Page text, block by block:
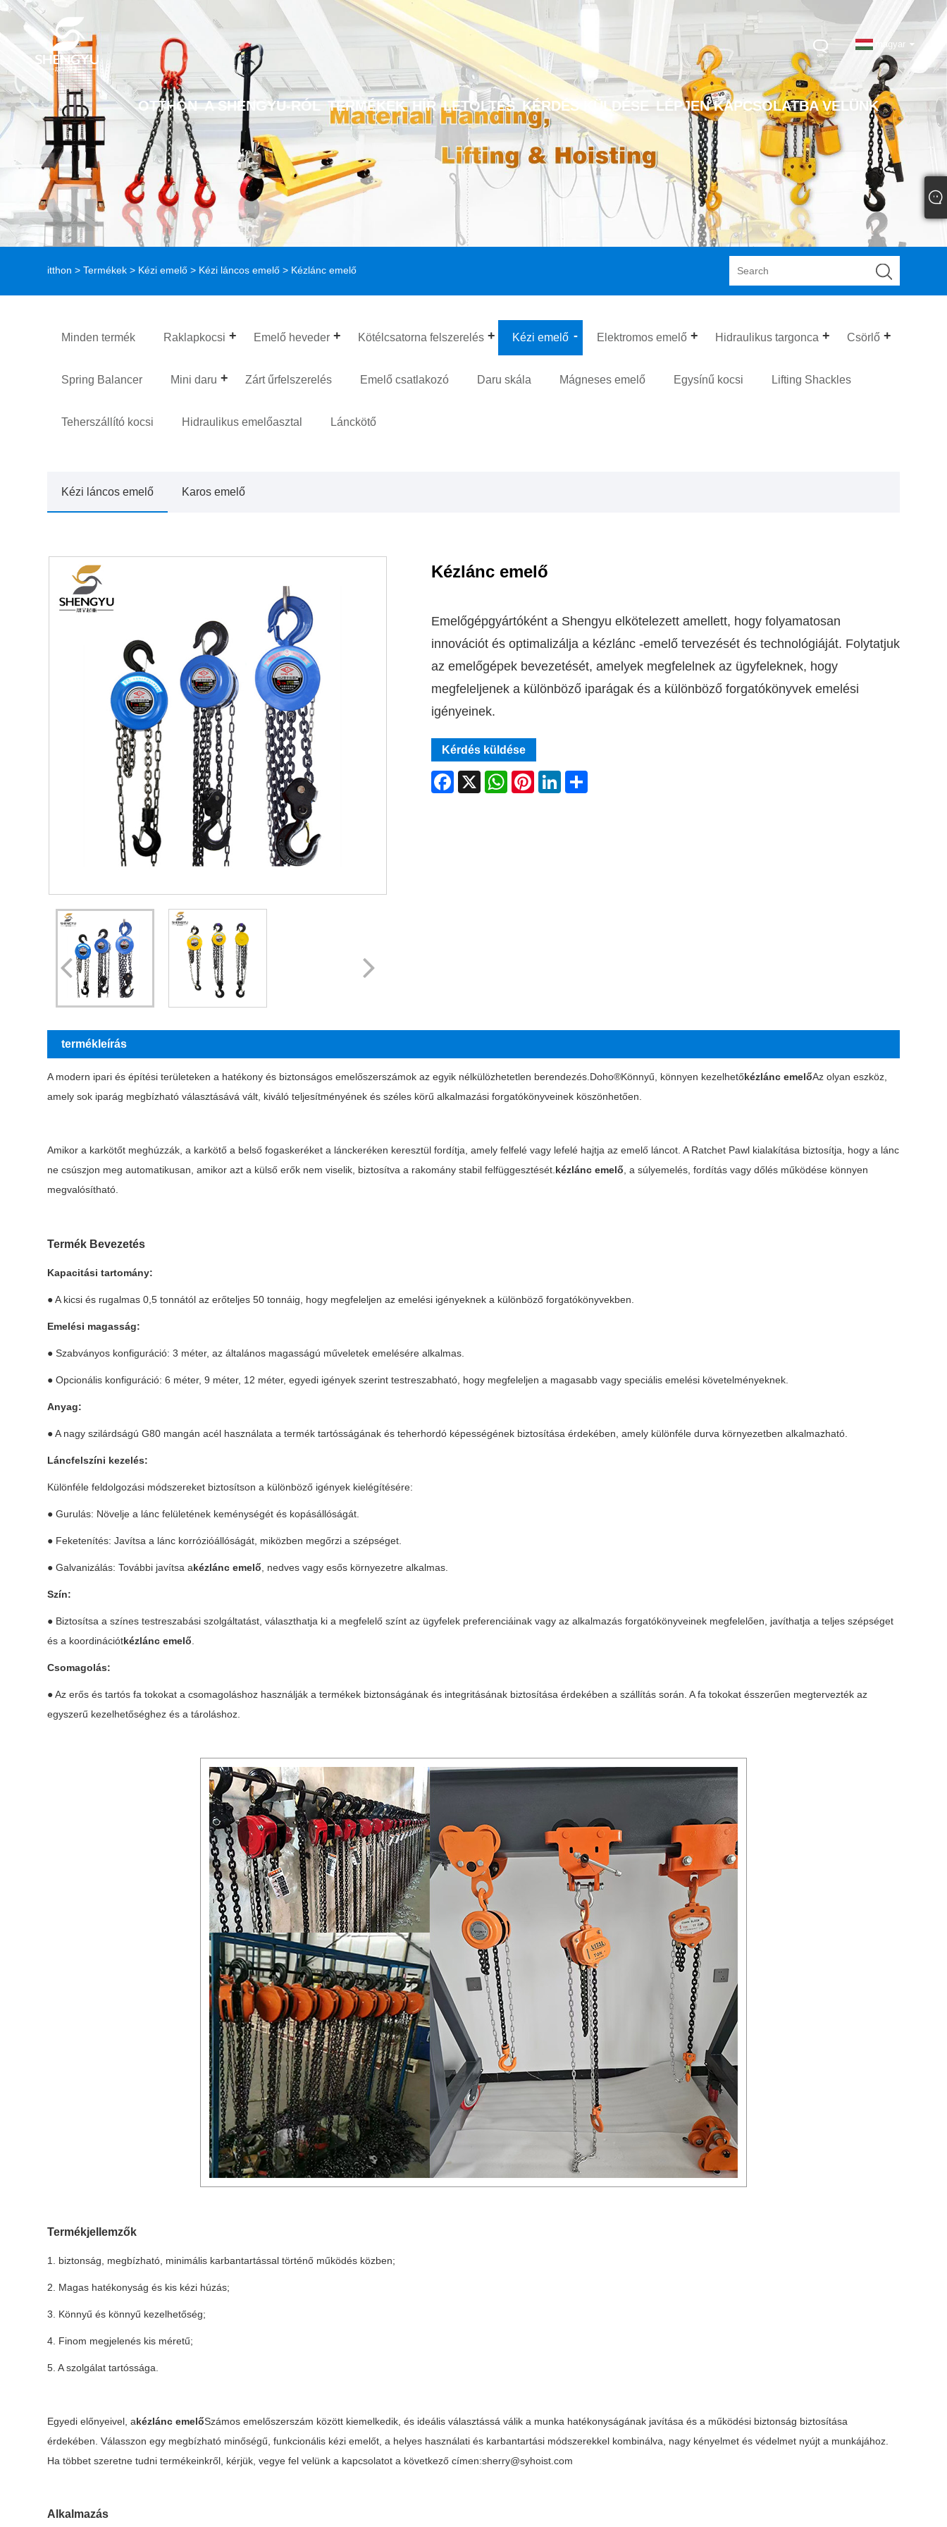
magyar
OTTHON A SHENGYU-RÓL TERMÉKEK HÍR LETÖLTÉS KÉRDÉS KÜLDÉSE LÉPJEN KAPCSOLATBA VELÜNK
itthon > Termékek > Kézi emelő > Kézi láncos emelő > Kézlánc emelő
Minden termék Raklapkocsi Emelő heveder Kötélcsatorna felszerelés Kézi emelő Elektromos emelő Hidraulikus targonca Csörlő
Spring Balancer Mini daru Zárt űrfelszerelés Emelő csatlakozó Daru skála Mágneses emelő Egysínű kocsi Lifting Shackles
Teherszállító kocsi Hidraulikus emelőasztal Lánckötő
Kézi láncos emelő Karos emelő
Kézlánc emelő
Emelőgépgyártóként a Shengyu elkötelezett amellett, hogy folyamatosan
innovációt és optimalizálja a kézlánc -emelő tervezését és technológiáját. Folytatjuk
az emelőgépek bevezetését, amelyek megfelelnek az ügyfeleknek, hogy
megfeleljenek a különböző iparágak és a különböző forgatókönyvek emelési
igényeinek.
Kérdés küldése
Facebook
X WhatsAppPinterestLinkedInShare
termékleírás
A modern ipari és építési területeken a hatékony és biztonságos emelőszerszámok az egyik nélkülözhetetlen berendezés. Doho®Könnyű, könnyen kezelhetőkézlánc emelőAz olyan eszköz,
amely sok iparág megbízható választásává vált, kiváló teljesítményének és széles körű alkalmazási forgatókönyveinek köszönhetően.
Amikor a karkötőt meghúzzák, a karkötő a belső fogaskeréket a lánckeréken keresztül fordítja, amely felfelé vagy lefelé hajtja az emelő láncot. A Ratchet Pawl kialakítása biztosítja, hogy a lánc
ne csúszjon meg automatikusan, amikor azt a külső erők nem viselik, biztosítva a rakomány stabil felfüggesztését. kézlánc emelő , a súlyemelés, fordítás vagy dőlés működése könnyen
megvalósítható.
Termék Bevezetés
Kapacitási tartomány:
● A kicsi és rugalmas 0,5 tonnától az erőteljes 50 tonnáig, hogy megfeleljen az emelési igényeknek a különböző forgatókönyvekben.
Emelési magasság:
● Szabványos konfiguráció: 3 méter, az általános magasságú műveletek emelésére alkalmas.
● Opcionális konfiguráció: 6 méter, 9 méter, 12 méter, egyedi igények szerint testreszabható, hogy megfeleljen a magasabb vagy speciális emelési követelményeknek.
Anyag:
● A nagy szilárdságú G80 mangán acél használata a termék tartósságának és teherhordó képességének biztosítása érdekében, amely különféle durva környezetben alkalmazható.
Láncfelszíni kezelés:
Különféle feldolgozási módszereket biztosítson a különböző igények kielégítésére:
● Gurulás: Növelje a lánc felületének keménységét és kopásállóságát.
● Feketenítés: Javítsa a lánc korrózióállóságát, miközben megőrzi a szépséget.
● Galvanizálás: További javítsa akézlánc emelő , nedves vagy esős környezetre alkalmas.
Szín:
● Biztosítsa a színes testreszabási szolgáltatást, választhatja ki a megfelelő színt az ügyfelek preferenciáinak vagy az alkalmazás forgatókönyveinek megfelelően, javíthatja a teljes szépséget
és a koordinációtkézlánc emelő
Csomagolás:
● Az erős és tartós fa tokokat a csomagoláshoz használják a termékek biztonságának és integritásának biztosítása érdekében a szállítás során. A fa tokokat ésszerűen megtervezték az
egyszerű kezelhetőséghez és a tároláshoz.
Termékjellemzők
1. biztonság, megbízható, minimális karbantartással történő működés közben;
2. Magas hatékonyság és kis kézi húzás;
3. Könnyű és könnyű kezelhetőség;
4. Finom megjelenés kis méretű;
5. A szolgálat tartóssága.
Egyedi előnyeivel, akézlánc emelőSzámos emelőszerszám között kiemelkedik, és ideális választássá válik a munka hatékonyságának javítása és a működési biztonság biztosítása
érdekében. Válasszon egy megbízható minőségű, funkcionális kézi emelőt, a helyes használati és karbantartási módszerekkel kombinálva, nagy kényelmet és védelmet nyújt a munkájához.
Ha többet szeretne tudni termékeinkről, kérjük, vegye fel velünk a kapcsolatot a következő címen:sherry@syhoist.com
Alkalmazás